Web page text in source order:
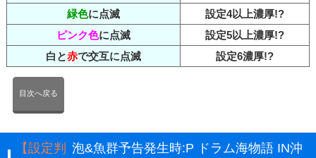
緑色に点滅
設定4以上濃厚!?
ピンク色に点滅
設定5以上濃厚!?
白と赤で交互に点滅 設定6濃厚!?
目次へ戻る
【設定判 泡&魚群予告発生時:P ドラム海物語 IN沖